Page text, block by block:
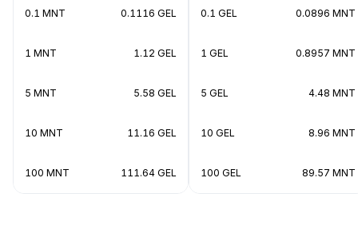
0.1 MNT 0.1116 GEL
1 MNT 1.12 GEL
5 MNT 5.58 GEL
10 MNT 11.16 GEL
100 MNT 111.64 GEL
0.1 GEL 0.0896 MNT
1 GEL 0.8957 MNT
5 GEL 4.48 MNT
10 GEL 8.96 MNT
100 GEL 89.57 MNT